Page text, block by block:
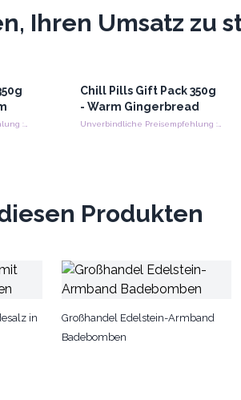
Ihren Umsatz zu
Unverbindliche Preisempfehlung : €11.90/Pack
Chill Pills Gift Pack 350g
- Warm Gingerbread
Produkten
in
Großhandel Edelstein-Armband
Badebomben